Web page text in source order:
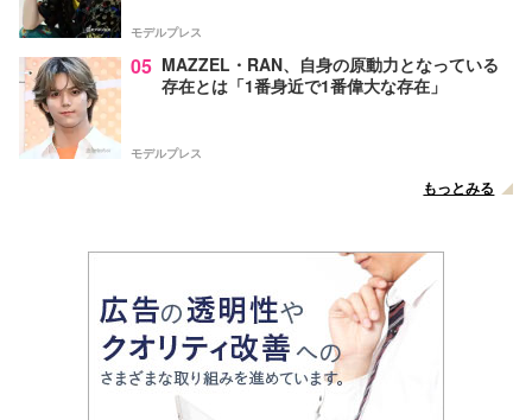
モデルプレス
05 MAZZEL・RAN、自身の原動力となっている
存在とは「1番身近で1番偉大な存在」
モデルプレス
もっとみる